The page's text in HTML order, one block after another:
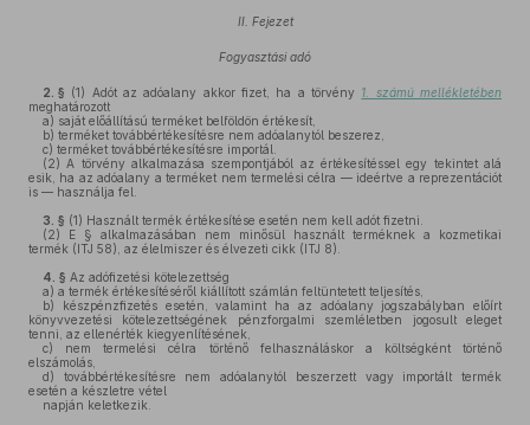
II. Fejezet
Fogyasztási adó
2. § (1) Adót az adóalany akkor fizet, ha a törvény 1. számú mellékletében
meghatározott
a) saját előállítású terméket belföldön értékesít,
b) terméket továbbértékesítésre nem adóalanytól beszerez,
c) terméket továbbértékesítésre importál.
(2) A törvény alkalmazása szempontjából az értékesítéssel egy tekintet alá
esik, ha az adóalany a terméket nem termelési célra — ideértve a reprezentációt
is — használja fel.
3. § (1) Használt termék értékesítése esetén nem kell adót fizetni.
(2) E § alkalmazásában nem minősül használt terméknek a kozmetikai
termék (ITJ 58), az élelmiszer és élvezeti cikk (ITJ 8).
4. § Az adófizetési kötelezettség
a) a termék értékesítéséről kiállított számlán feltüntetett teljesítés,
b) készpénzfizetés esetén, valamint ha az adóalany jogszabályban előírt
könyvvezetési kötelezettségének pénzforgalmi szemléletben jogosult eleget
tenni, az ellenérték kiegyenlítésének,
c) nem termelési célra történő felhasználáskor a költségként történő
elszámolás,
d) továbbértékesítésre nem adóalanytól beszerzett vagy importált termék
esetén a készletre vétel
napján keletkezik.